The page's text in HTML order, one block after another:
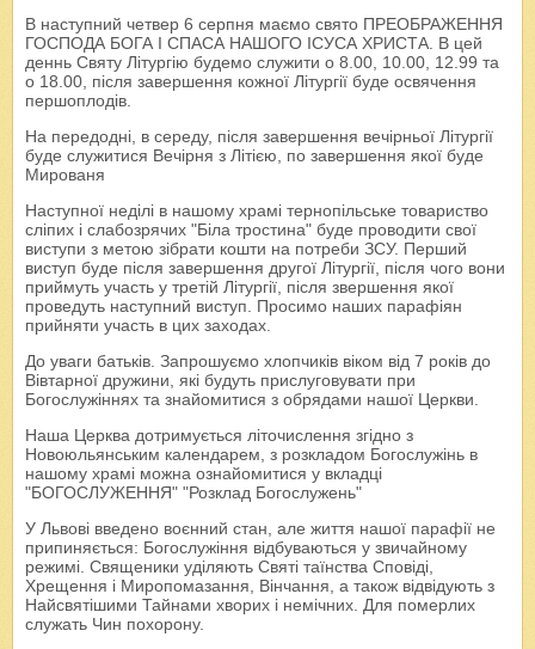
В наступний четвер 6 серпня маємо свято ПРЕОБРАЖЕННЯ
ГОСПОДА БОГА І СПАСА НАШОГО ІСУСА ХРИСТА. В цей
деннь Святу Літургію будемо служити о 8.00, 10.00, 12.99 та
о 18.00, після завершення кожної Літургії буде освячення
першоплодів.
На передодні, в середу, після завершення вечірньої Літургії
буде служитися Вечірня з Літією, по завершення якої буде
Мированя
Наступної неділі в нашому храмі тернопільське товариство
сліпих і слабозрячих "Біла тростина" буде проводити свої
виступи з метою зібрати кошти на потреби ЗСУ. Перший
виступ буде після завершення другої Літургії, після чого вони
приймуть участь у третій Літургії, після звершення якої
проведуть наступний виступ. Просимо наших парафіян
прийняти участь в цих заходах.
До уваги батьків. Запрошуємо хлопчиків віком від 7 років до
Вівтарної дружини, які будуть прислуговувати при
Богослужіннях та знайомитися з обрядами нашої Церкви.
Наша Церква дотримується літочислення згідно з
Новоюльянським календарем, з розкладом Богослужінь в
нашому храмі можна ознайомитися у вкладці
"БОГОСЛУЖЕННЯ" "Розклад Богослужень"
У Львові введено воєнний стан, але життя нашої парафії не
припиняється: Богослужіння відбуваються у звичайному
режимі. Священики уділяють Святі таїнства Сповіді,
Хрещення і Миропомазання, Вінчання, а також відвідують з
Найсвятішими Тайнами хворих і немічних. Для померлих
служать Чин похорону.